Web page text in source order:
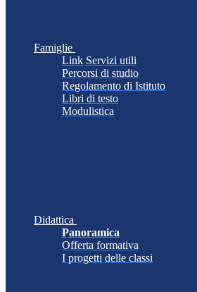
Famiglie
Link Servizi utili
Percorsi di studio
Regolamento di Istituto
Libri di testo
Modulistica
Didattica
Panoramica
Offerta formativa
I progetti delle classi